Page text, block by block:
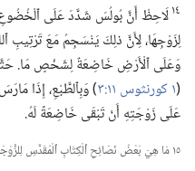
١٤لَاحِظْ أَنَّ بُولُسَ شَدَّدَ عَلَى ٱلْخُضُوعِ
لِزَوْجِهَا،‏ لِأَنَّ ذلِكَ يَنْسَجِمُ مَعَ تَرْتِيبِ
وَعَلَى ٱلْأَرْضِ خَاضِعَةٌ لِشَخْصٍ مَا.‏
(‏١ كورنثوس ١١:‏٣
‏)‏ وَبِٱلطَّبْعِ،‏ إِذَا
عَلَى زَوْجَتِهِ أَنْ تَبْقَى خَاضِعَةً لَهُ.‏
١٥ مَا هِيَ بَعْضُ نَصَائِحِ ٱلْكِتَابِ ٱلْمُقَدَّسِ لِلزَّوْجَاتِ؟‏